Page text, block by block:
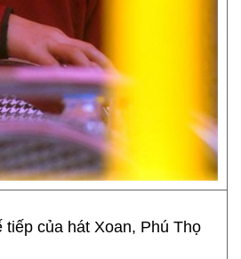
tiếp của hát Xoan, Phú Thọ